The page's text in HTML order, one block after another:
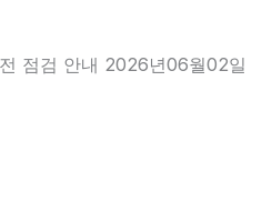
점검 안내 2026년06월02일